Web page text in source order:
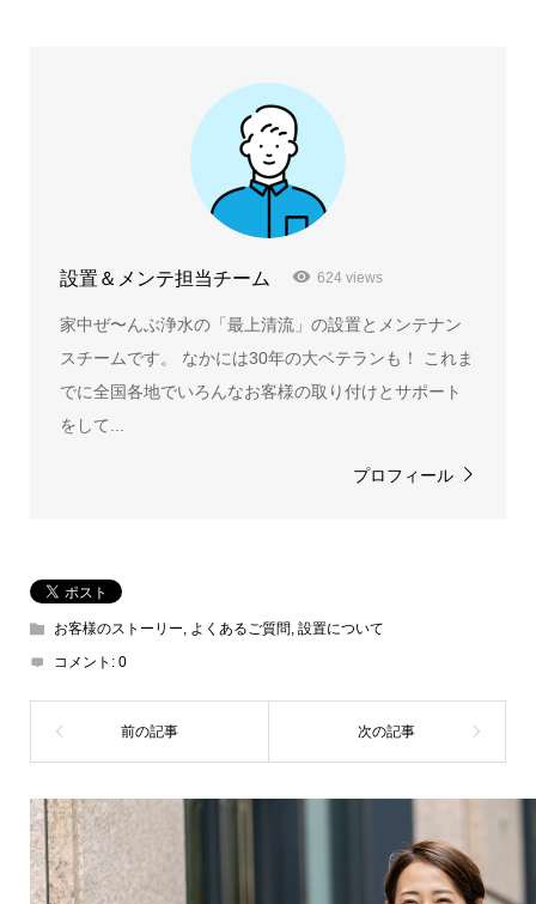
設置＆メンテ担当チーム 624 views
家中ぜ〜んぶ浄水の「最上清流」の設置とメンテナン
スチームです。 なかには30年の大ベテランも！ これま
でに全国各地でいろんなお客様の取り付けとサポート
をして...
プロフィール
お客様のストーリー よくあるご質問 設置について
コメント: 0